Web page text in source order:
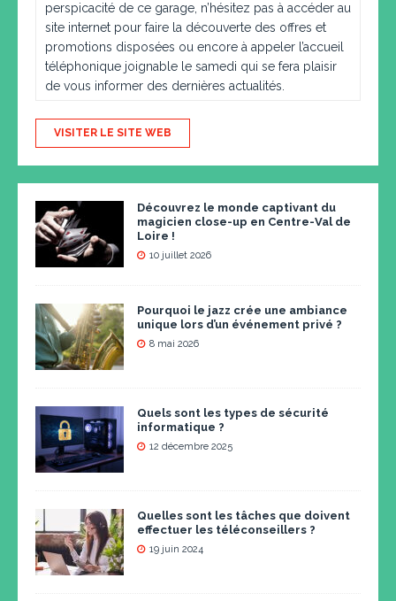
perspicacité de ce garage, n’hésitez pas à accéder au
site internet pour faire la découverte des offres et
promotions disposées ou encore à appeler l’accueil
téléphonique joignable le samedi qui se fera plaisir
de vous informer des dernières actualités.
VISITER LE SITE WEB
Découvrez le monde captivant du
magicien close-up en Centre-Val de
Loire !
10 juillet 2026
Pourquoi le jazz crée une ambiance
unique lors d’un événement privé ?
8 mai 2026
Quels sont les types de sécurité
informatique ?
12 décembre 2025
Quelles sont les tâches que doivent
effectuer les téléconseillers ?
19 juin 2024